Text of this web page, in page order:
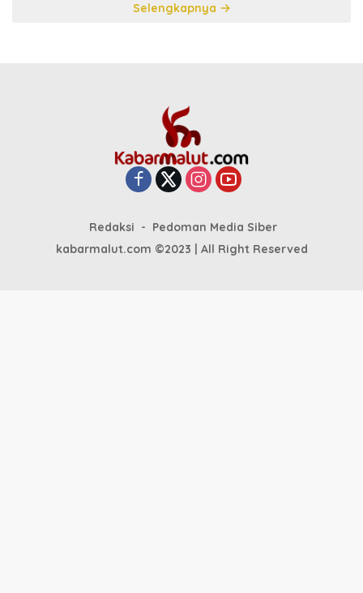
Selengkapnya
Redaksi
Pedoman Media Siber
kabarmalut.com ©2023 | All Right Reserved